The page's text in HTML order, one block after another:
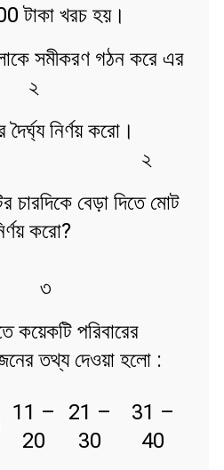
টাকা খরচ হয়।
সমীকরণ গঠন করে এর
২
দৈর্ঘ্য নির্ণয় করো।
বেড়া দিতে মোট
তা নির্ণয় করো?
কয়েকটি পরিবারের
তথ্য দেওয়া হলো :
11 –
20
21 –
30
31 –
40